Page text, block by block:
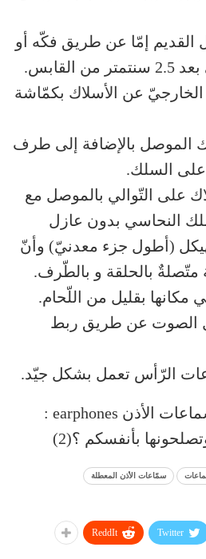
القديم إمّا عن طريق فكّه أو
الخارجيّ عن الأسلاك بكمّاشة
الموصل بالإضافة إلى طرف
على السلك.
على التّوالي بالموصل مع
النحاسي بدون عازل
(أطول جزء معدنيّ) وأنّ
متّصلةٌ بالحلقة و بالطّرف.
بقليل من اللّحام.
الصوت عن طريق ربط
الرّأس تعمل بشكل جيّد.
تابعوا الجزء الثاني : سماعات الأذن earphones :
بأنفسكم ؟(2)
سمّاعات الأذن المعطلة
Twitter
ReddIt